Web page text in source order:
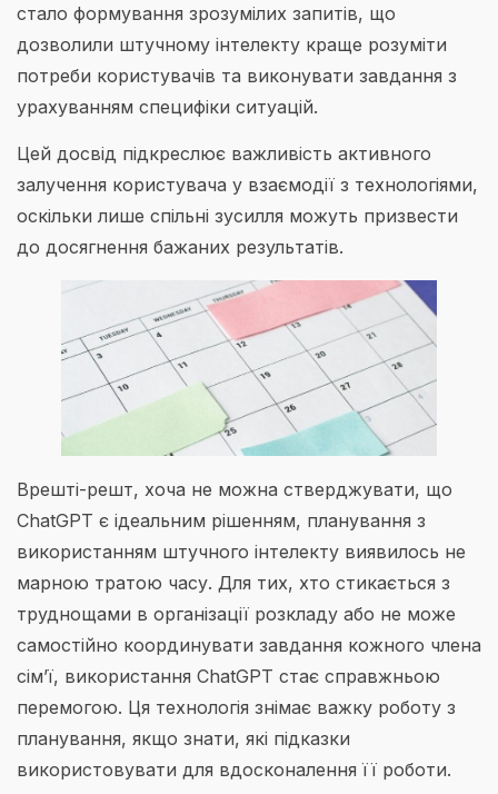
стало формування зрозумілих запитів, що
дозволили штучному інтелекту краще розуміти
потреби користувачів та виконувати завдання з
урахуванням специфіки ситуацій.
Цей досвід підкреслює важливість активного
залучення користувача у взаємодії з технологіями,
оскільки лише спільні зусилля можуть призвести
до досягнення бажаних результатів.
Врешті-решт, хоча не можна стверджувати, що
ChatGPT є ідеальним рішенням, планування з
використанням штучного інтелекту виявилось не
марною тратою часу. Для тих, хто стикається з
труднощами в організації розкладу або не може
самостійно координувати завдання кожного члена
сім’ї, використання ChatGPT стає справжньою
перемогою. Ця технологія знімає важку роботу з
планування, якщо знати, які підказки
використовувати для вдосконалення її роботи.